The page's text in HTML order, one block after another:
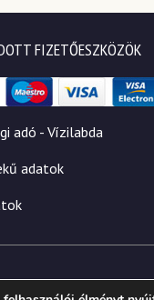
FIZETŐESZKÖZÖK
adó - Vízilabda
adatok